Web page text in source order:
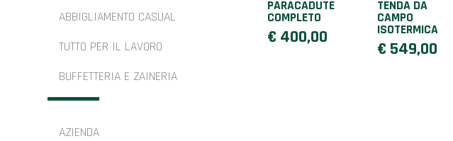
ABBIGLIAMENTO CASUAL
TUTTO PER IL LAVORO
BUFFETTERIA E ZAINERIA
AZIENDA
PARACADUTE
COMPLETO
€ 400,00
TENDA DA
CAMPO
ISOTERMICA
€ 549,00